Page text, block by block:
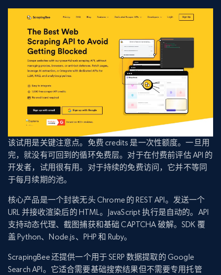
该试用是关键注意点。免费 credits 是一次性额度。一旦用
完，就没有可回到的循环免费层。对于在付费前评估 API 的
开发者，试用很有用。对于持续的免费访问，它并不等同
于每月续期的池。
核心产品是一个封装无头 Chrome 的 REST API。发送一个
URL 并接收渲染后的 HTML。JavaScript 执行是自动的。API
支持动态代理、截图捕获和基础 CAPTCHA 破解。SDK 覆
盖 Python、Node.js、PHP 和 Ruby。
ScrapingBee 还提供一个用于 SERP 数据提取的 Google
Search API。它适合需要基础搜索结果但不需要专用托管